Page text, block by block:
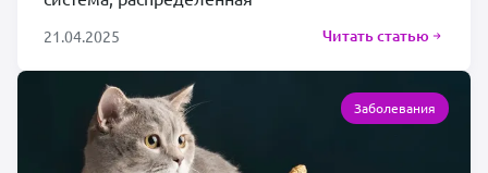
21.04.2025 Читать статью
Заболевания